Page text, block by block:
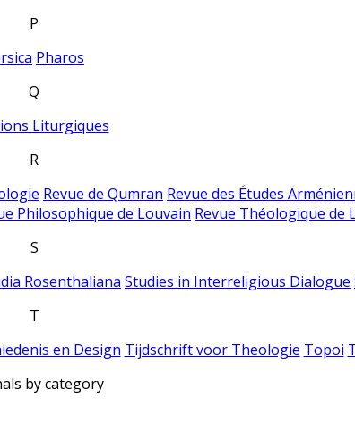
P
Pharos
Q
Liturgiques
R
Revue de Qumran Revue des Études
Philosophique de Louvain Revue Théologique de
S
Rosenthaliana Studies in Interreligious Dialogue
T
en Design Tijdschrift voor Theologie Topoi
by category